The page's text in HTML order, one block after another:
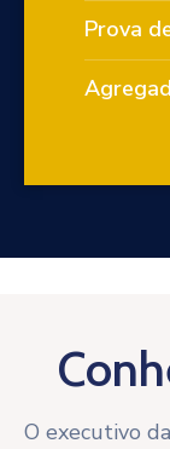
Prova
O executivo